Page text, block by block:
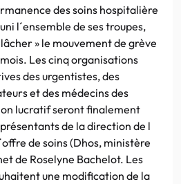
des soins hospitalière
l´ensemble de ses troupes,
» le mouvement de grève
Les cinq organisations
des urgentistes, des
et des médecins des
lucratif seront finalement
de la direction de l
de soins (Dhos, ministère
de Roselyne Bachelot. Les
une modification de la